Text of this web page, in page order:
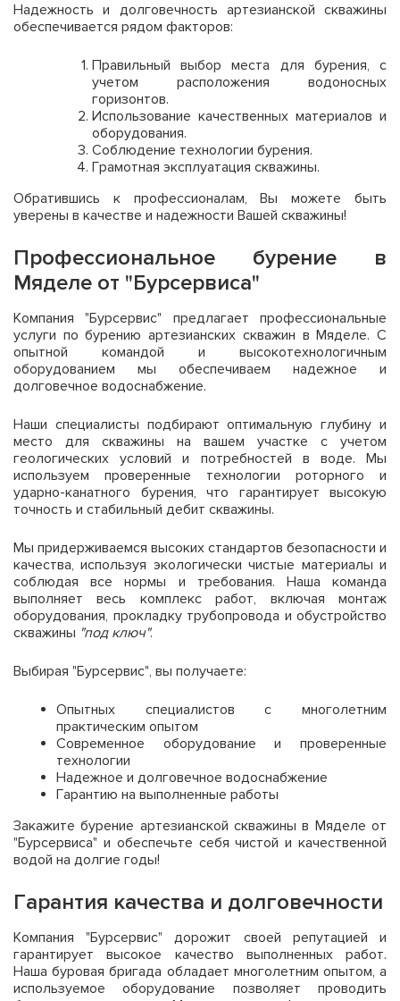
Надежность и долговечность артезианской скважины
обеспечивается рядом факторов:
Правильный выбор места для бурения, с
учетом расположения водоносных
горизонтов.
Использование качественных материалов и
оборудования.
Соблюдение технологии бурения.
Грамотная эксплуатация скважины.
Обратившись к профессионалам, Вы можете быть
уверены в качестве и надежности Вашей скважины!
Профессиональное бурение в
Мяделе от "Бурсервиса"
Компания "Бурсервис" предлагает профессиональные
услуги по бурению артезианских скважин в Мяделе. С
опытной командой и высокотехнологичным
оборудованием мы обеспечиваем надежное и
долговечное водоснабжение.
Наши специалисты подбирают оптимальную глубину и
место для скважины на вашем участке с учетом
геологических условий и потребностей в воде. Мы
используем проверенные технологии роторного и
ударно-канатного бурения, что гарантирует высокую
точность и стабильный дебит скважины.
Мы придерживаемся высоких стандартов безопасности и
качества, используя экологически чистые материалы и
соблюдая все нормы и требования. Наша команда
выполняет весь комплекс работ, включая монтаж
оборудования, прокладку трубопровода и обустройство
скважины "под ключ".
Выбирая "Бурсервис", вы получаете:
Опытных специалистов с многолетним
практическим опытом
Современное оборудование и проверенные
технологии
Надежное и долговечное водоснабжение
Гарантию на выполненные работы
Закажите бурение артезианской скважины в Мяделе от
"Бурсервиса" и обеспечьте себя чистой и качественной
водой на долгие годы!
Гарантия качества и долговечности
Компания "Бурсервис" дорожит своей репутацией и
гарантирует высокое качество выполненных работ.
Наша буровая бригада обладает многолетним опытом, а
используемое оборудование позволяет проводить